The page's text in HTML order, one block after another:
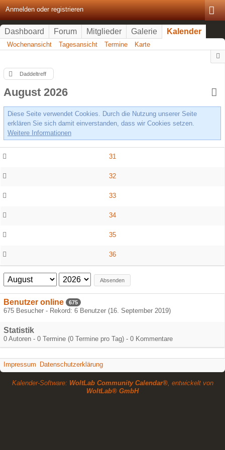
Anmelden oder registrieren
Dashboard Forum Mitglieder Galerie Kalender
Wochenansicht Tagesansicht Termine Karte
Daddeltreff
August 2026
Diese Seite verwendet Cookies. Durch die Nutzung unserer Seite
erklären Sie sich damit einverstanden, dass wir Cookies setzen.
Weitere Informationen
31
32
33
34
35
36
Absenden
Benutzer online 675
675 Besucher - Rekord: 6 Benutzer (16. September 2019)
Statistik
0 Autoren - 0 Termine (0 Termine pro Tag) - 0 Kommentare
Impressum Datenschutzerklärung
Kalender-Software: WoltLab Community Calendar®, entwickelt von
WoltLab® GmbH